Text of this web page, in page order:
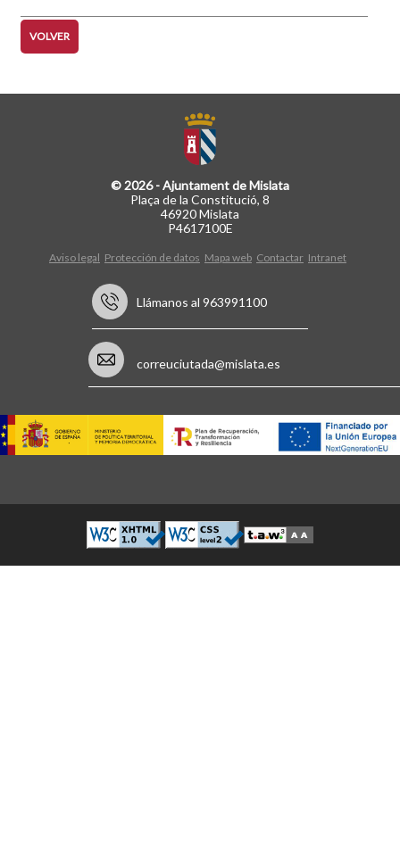
VOLVER
© 2026 - Ajuntament de Mislata
Plaça de la Constitució, 8
46920 Mislata
P4617100E
Aviso legal Protección de datos Mapa web Contactar Intranet
Llámanos al 963991100
correuciutada@mislata.es